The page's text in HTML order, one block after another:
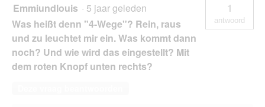
Emmiundlouis · 5 jaar geleden
Was heißt denn "4-Wege"? Rein, raus
und zu leuchtet mir ein. Was kommt dann
noch? Und wie wird das eingestellt? Mit
dem roten Knopf unten rechts?
1
antwoord